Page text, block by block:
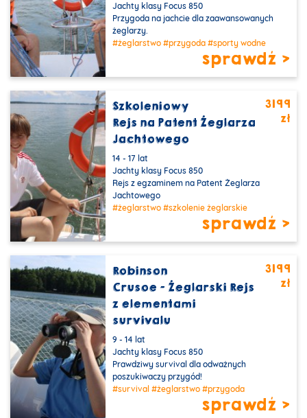
Jachty klasy Focus 850
Przygoda na jachcie dla zaawansowanych
żeglarzy.
#żeglarstwo #przygoda #sporty wodne
sprawdź >
PROMOCJA
Szkoleniowy
Rejs na Patent Żeglarza
Jachtowego
3199
zł
14 - 17 lat
Jachty klasy Focus 850
Rejs z egzaminem na Patent Żeglarza
Jachtowego
#żeglarstwo #szkolenie żeglarskie
sprawdź >
PROMOCJA
Robinson
Crusoe - Żeglarski Rejs
z elementami
survivalu
3199
zł
9 - 14 lat
Jachty klasy Focus 850
Prawdziwy survival dla odważnych
poszukiwaczy przygód!
#survival #żeglarstwo #przygoda
sprawdź >